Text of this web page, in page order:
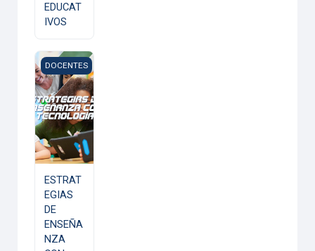
EDUCAT
IVOS
ESTRATEGIAS DE ENSEÑANZA CON TECNOLOGÍA
DOCENTES
ESTRAT
EGIAS
DE
ENSEÑA
NZA